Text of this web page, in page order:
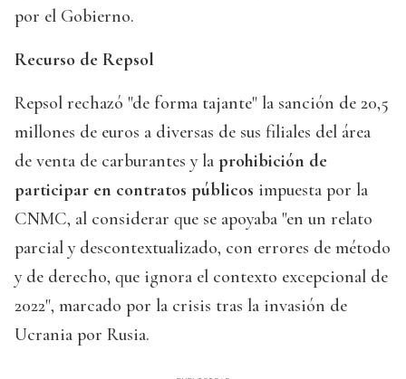
por el Gobierno.
Recurso de Repsol
Repsol rechazó "de forma tajante" la sanción de 20,5
millones de euros a diversas de sus filiales del área
de venta de carburantes y la prohibición de
participar en contratos públicos impuesta por la
CNMC, al considerar que se apoyaba "en un relato
parcial y descontextualizado, con errores de método
y de derecho, que ignora el contexto excepcional de
2022", marcado por la crisis tras la invasión de
Ucrania por Rusia.